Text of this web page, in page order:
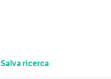
Salva ricerca